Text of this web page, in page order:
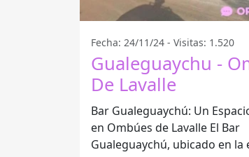
Fecha: 24/11/24 - Visitas: 1.520
Gualeguaychu -
De Lavalle
Bar Gualeguaychú: Un
en Ombúes de Lavalle El Bar
Gualeguaychú, ubicado en la